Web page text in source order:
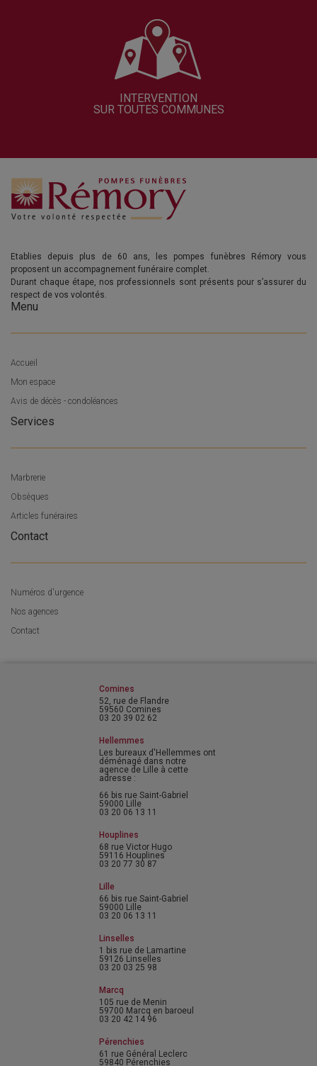
INTERVENTION
SUR TOUTES COMMUNES
Etablies depuis plus de 60 ans, les pompes funèbres Rémory vous
proposent un accompagnement funéraire complet.
Durant chaque étape, nos professionnels sont présents pour s’assurer du
respect de vos volontés.
Menu
Accueil
Mon espace
Avis de décès - condoléances
Services
Marbrerie
Obsèques
Articles funéraires
Contact
Numéros d'urgence
Nos agences
Contact
Comines
52, rue de Flandre
59560 Comines
03 20 39 02 62
Hellemmes
Les bureaux d'Hellemmes ont
déménagé dans notre
agence de Lille à cette
adresse :
66 bis rue Saint-Gabriel
59000 Lille
03 20 06 13 11
Houplines
68 rue Victor Hugo
59116 Houplines
03 20 77 30 87
Lille
66 bis rue Saint-Gabriel
59000 Lille
03 20 06 13 11
Linselles
1 bis rue de Lamartine
59126 Linselles
03 20 03 25 98
Marcq
105 rue de Menin
59700 Marcq en baroeul
03 20 42 14 96
Pérenchies
61 rue Général Leclerc
59840 Pérenchies